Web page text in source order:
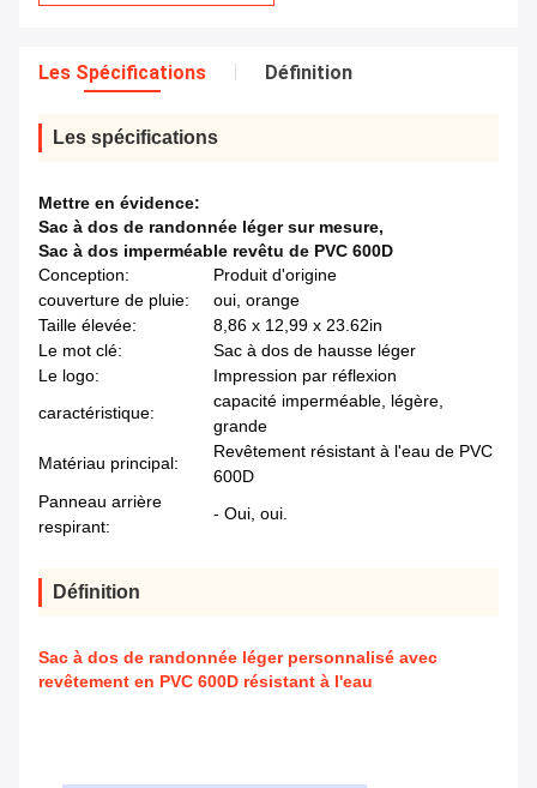
Les Spécifications Définition
Les spécifications
Mettre en évidence:
Sac à dos de randonnée léger sur mesure,
Sac à dos imperméable revêtu de PVC 600D
Conception:
Produit d'origine
couverture de pluie:
oui, orange
Taille élevée:
8,86 x 12,99 x 23.62in
Le mot clé:
Sac à dos de hausse léger
Le logo:
Impression par réflexion
caractéristique:
capacité imperméable, légère,
grande
Matériau principal:
Revêtement résistant à l'eau de PVC
600D
Panneau arrière
respirant:
- Oui, oui.
Définition
Sac à dos de randonnée léger personnalisé avec
revêtement en PVC 600D résistant à l'eau